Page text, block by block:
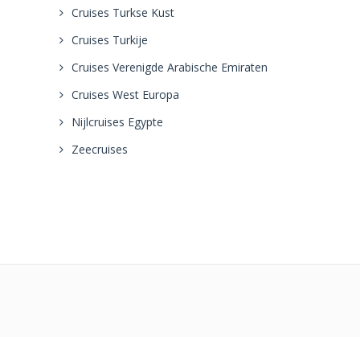
Cruises Turkse Kust
Cruises Turkije
Cruises Verenigde Arabische Emiraten
Cruises West Europa
Nijlcruises Egypte
Zeecruises